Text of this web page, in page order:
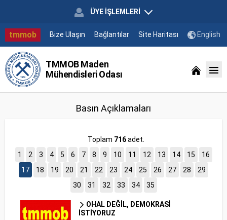
ÜYE İŞLEMLERİ
tmmob Bize Ulaşın Bağlantılar Site Haritası English
TMMOB Maden
Mühendisleri Odası
Basın Açıklamaları
Toplam 716adet.
1
2 3 4 5 6 7 8 9 10 11 12 13 14 15
16
17
18 19 20 21 22 23 24 25 26 27 28
29
30
31 32 33 34 35
OHAL DEĞİL, DEMOKRASİ
İSTİYORUZ